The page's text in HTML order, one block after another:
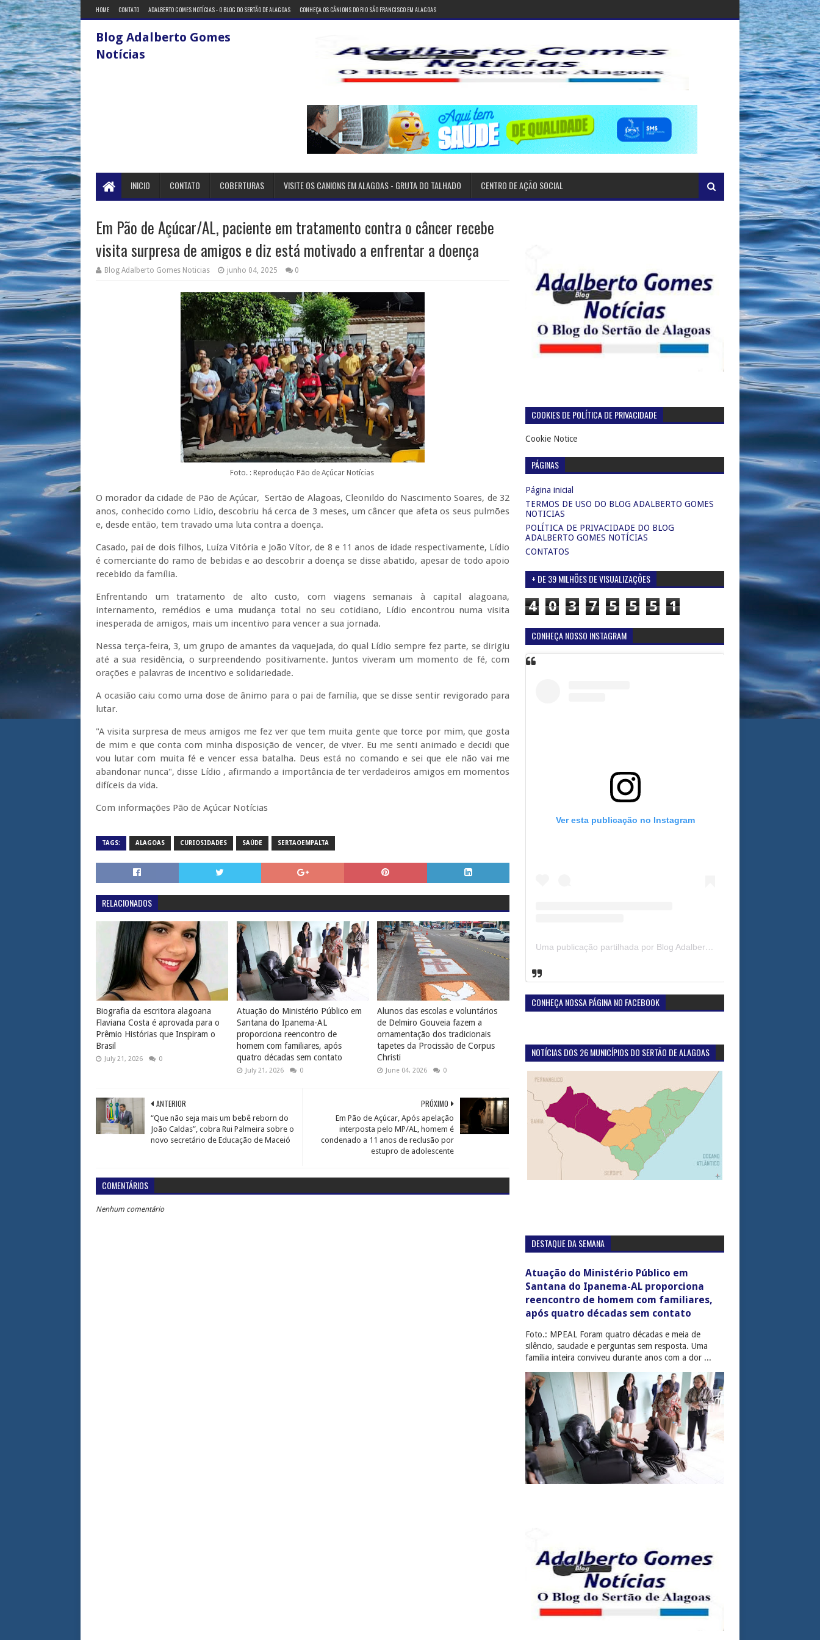
HOME CONTATO ADALBERTO GOMES NOTÍCIAS - O BLOG DO SERTÃO DE ALAGOAS CONHEÇA OS CÂNIONS DO RIO SÃO FRANCISCO EM ALAGOAS
Blog Adalberto Gomes
Notícias
INICIO CONTATO COBERTURAS VISITE OS CANIONS EM ALAGOAS - GRUTA DO TALHADO CENTRO DE AÇÃO SOCIAL
Em Pão de Açúcar/AL, paciente em tratamento contra o câncer recebe
visita surpresa de amigos e diz está motivado a enfrentar a doença
Blog Adalberto Gomes Noticias junho 04, 2025 0
Foto. : Reprodução Pão de Açúcar Notícias
O morador da cidade de Pão de Açúcar, Sertão de Alagoas, Cleonildo do Nascimento Soares, de 32
anos, conhecido como Lidio, descobriu há cerca de 3 meses, um câncer que afeta os seus pulmões
e, desde então, tem travado uma luta contra a doença.
Casado, pai de dois filhos, Luíza Vitória e João Vítor, de 8 e 11 anos de idade respectivamente, Lídio
é comerciante do ramo de bebidas e ao descobrir a doença se disse abatido, apesar de todo apoio
recebido da família.
Enfrentando um tratamento de alto custo, com viagens semanais à capital alagoana,
internamento, remédios e uma mudança total no seu cotidiano, Lídio encontrou numa visita
inesperada de amigos, mais um incentivo para vencer a sua jornada.
Nessa terça-feira, 3, um grupo de amantes da vaquejada, do qual Lídio sempre fez parte, se dirigiu
até a sua residência, o surpreendendo positivamente. Juntos viveram um momento de fé, com
orações e palavras de incentivo e solidariedade.
A ocasião caiu como uma dose de ânimo para o pai de família, que se disse sentir revigorado para
lutar.
"A visita surpresa de meus amigos me fez ver que tem muita gente que torce por mim, que gosta
de mim e que conta com minha disposição de vencer, de viver. Eu me senti animado e decidi que
vou lutar com muita fé e vencer essa batalha. Deus está no comando e sei que ele não vai me
abandonar nunca", disse Lídio , afirmando a importância de ter verdadeiros amigos em momentos
difíceis da vida.
Com informações Pão de Açúcar Notícias
TAGS: ALAGOAS CURIOSIDADES SAÚDE SERTAOEMPALTA
RELACIONADOS
Biografia da escritora alagoana
Flaviana Costa é aprovada para o
Prêmio Histórias que Inspiram o
Brasil
July 21, 2026 0
Atuação do Ministério Público em
Santana do Ipanema-AL
proporciona reencontro de
homem com familiares, após
quatro décadas sem contato
July 21, 2026 0
Alunos das escolas e voluntários
de Delmiro Gouveia fazem a
ornamentação dos tradicionais
tapetes da Procissão de Corpus
Christi
June 04, 2026 0
PRÓXIMO
Em Pão de Açúcar, Após apelação
interposta pelo MP/AL, homem é
condenado a 11 anos de reclusão por
estupro de adolescente
ANTERIOR
“Que não seja mais um bebê reborn do
João Caldas”, cobra Rui Palmeira sobre o
novo secretário de Educação de Maceió
COMENTÁRIOS
Nenhum comentário
COOKIES DE POLÍTICA DE PRIVACIDADE
Cookie Notice
PÁGINAS
Página inicial
TERMOS DE USO DO BLOG ADALBERTO GOMES
NOTICIAS
POLÍTICA DE PRIVACIDADE DO BLOG
ADALBERTO GOMES NOTÍCIAS
CONTATOS
+ DE 39 MILHÕES DE VISUALIZAÇÕES
4 0 3 7 5 5 5 1
CONHEÇA NOSSO INSTAGRAM
Ver esta publicação no Instagram
Uma publicação partilhada por Blog Adalberto Gomes Noticias (@blogadalbertogomesnoticiass)
CONHEÇA NOSSA PÁGINA NO FACEBOOK
NOTÍCIAS DOS 26 MUNICÍPIOS DO SERTÃO DE ALAGOAS
DESTAQUE DA SEMANA
Atuação do Ministério Público em
Santana do Ipanema-AL proporciona
reencontro de homem com familiares,
após quatro décadas sem contato
Foto.: MPEAL Foram quatro décadas e meia de
silêncio, saudade e perguntas sem resposta. Uma
família inteira conviveu durante anos com a dor ...